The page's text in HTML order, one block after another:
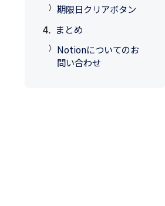
期限日クリアボタン
まとめ
Notionについてのお
問い合わせ